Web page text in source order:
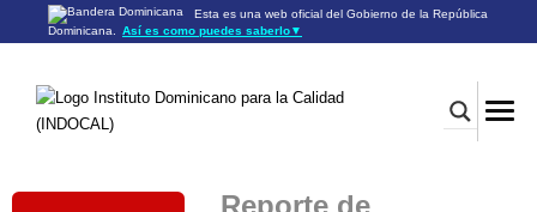
Esta es una web oficial del Gobierno de la República
Dominicana.
Así es como puedes saberlo▼
Los sitios web oficiales utilizan .gob.do o .gov.do
Los sitios web oficiales .gob.do o .gov.do seguros utilizan
HTTPS
Reporte de